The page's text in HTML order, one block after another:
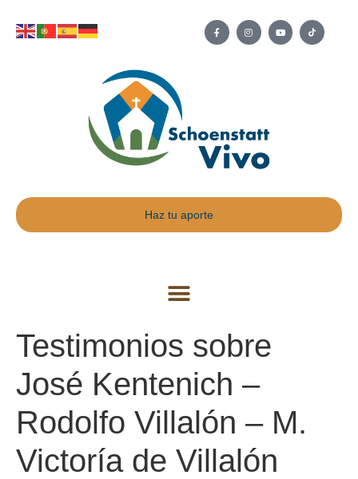
Haz tu aporte
Testimonios sobre
José Kentenich –
Rodolfo Villalón – M.
Victoría de Villalón